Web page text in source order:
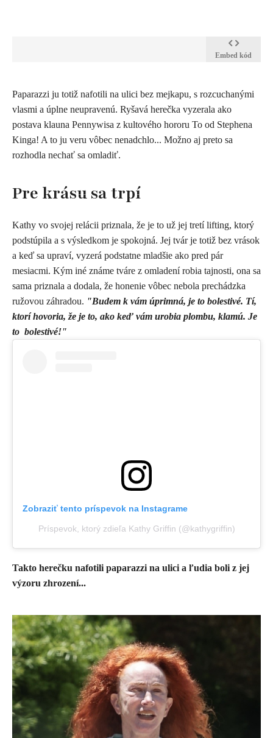
Embed kód
​Paparazzi ju totiž nafotili na ulici bez mejkapu, s rozcuchanými
vlasmi a úplne neupravenú. Ryšavá herečka vyzerala ako
postava klauna Pennywisa z kultového hororu To od Stephena
Kinga! A to ju veru vôbec nenadchlo... Možno aj preto sa
rozhodla nechať sa omladiť.
Pre krásu sa trpí
Kathy vo svojej relácii priznala, že je to už jej tretí lifting, ktorý
podstúpila a s výsledkom je spokojná. Jej tvár je totiž bez vrások
a keď sa upraví, vyzerá podstatne mladšie ako pred pár
mesiacmi. Kým iné známe tváre z omladení robia tajnosti, ona sa
sama priznala a dodala, že honenie vôbec nebola prechádzka
ružovou záhradou. "Budem k vám úprimná, je to bolestivé. Tí,
ktorí hovoria, že je to, ako keď vám urobia plombu, klamú. Je
to bolestivé!"
Zobraziť tento príspevok na Instagrame
Príspevok, ktorý zdieľa Kathy Griffin (@kathygriffin)
Takto herečku nafotili paparazzi na ulici a ľudia boli z jej
výzoru zhrození...